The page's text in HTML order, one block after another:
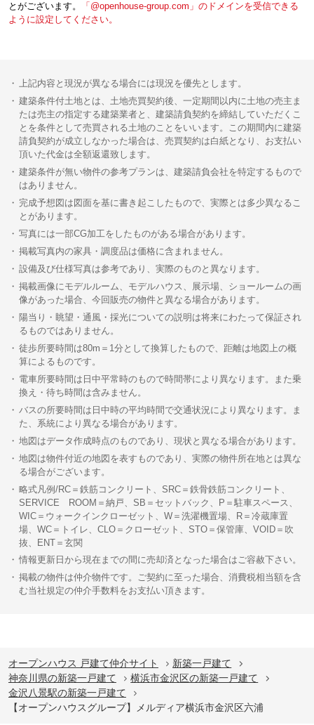
とがございます。
「@openhouse-group.com」のドメインを受信できる
ように設定してください。
上記内容と現況が異なる場合には現況を優先とします。
建築条件付土地とは、土地売買契約後、一定期間以内に土地の売主ま
たは売主の指定する建築業者と、建築請負契約を締結していただくこ
とを条件として売買される土地のことをいいます。この期間内に建築
請負契約が成立しなかった場合は、売買契約は白紙となり、お支払い
頂いた代金は全額返還致します。
建築条件が無い物件の参考プランは、建築請負会社を特定するもので
はありません。
完成予想図は図面を基に書き起こしたもので、実際とは多少異なるこ
とがあります。
写真には一部CG加工をしたものがある場合があります。
掲載写真内の家具・調度品は価格に含まれません。
設備及び仕様写真は参考であり、実際のものと異なります。
掲載画像にモデルルーム、モデルハウス、展示場、ショールームの画
像があった場合、今回販売の物件と異なる場合があります。
陽当り・眺望・通風・採光についての説明は将来にわたって保証され
るものではありません。
徒歩所要時間は80m＝1分として換算したもので、距離は地図上の概
算によるものです。
電車所要時間は日中平常時のもので時間帯により異なります。また乗
換え・待ち時間は含みません。
バスの所要時間は日中時の平均時間で交通状況により異なります。ま
た、系統により異なる場合があります。
地図はデータ作成時点のものであり、現状と異なる場合があります。
地図は物件付近の地図を表すものであり、実際の物件所在地とは異な
る場合がございます。
略式凡例/RC＝鉄筋コンクリート、SRC＝鉄骨鉄筋コンクリート、
SERVICE ROOM＝納戸、SB＝セットバック、P＝駐車スペース、
WIC＝ウォークインクローゼット、W＝洗濯機置場、R＝冷蔵庫置
場、WC＝トイレ、CLO＝クローゼット、STO＝保管庫、VOID＝吹
抜、ENT＝玄関
情報更新日から現在までの間に売却済となった場合はご容赦下さい。
掲載の物件は仲介物件です。ご契約に至った場合、消費税相当額を含
む当社規定の仲介手数料をお支払い頂きます。
オープンハウス 戸建て仲介サイト
新築一戸建て
神奈川県の新築一戸建て
横浜市金沢区の新築一戸建て
金沢八景駅の新築一戸建て
【オープンハウスグループ】メルディア横浜市金沢区六浦